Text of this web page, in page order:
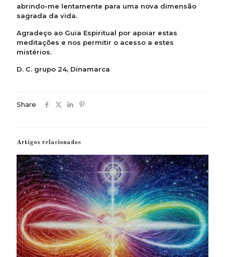
abrindo-me lentamente para uma nova dimensão
sagrada da vida.
Agradeço ao Guia Espiritual por apoiar estas
meditações e nos permitir o acesso a estes
mistérios.
D. C. grupo 24, Dinamarca
Share
Artigos relacionados